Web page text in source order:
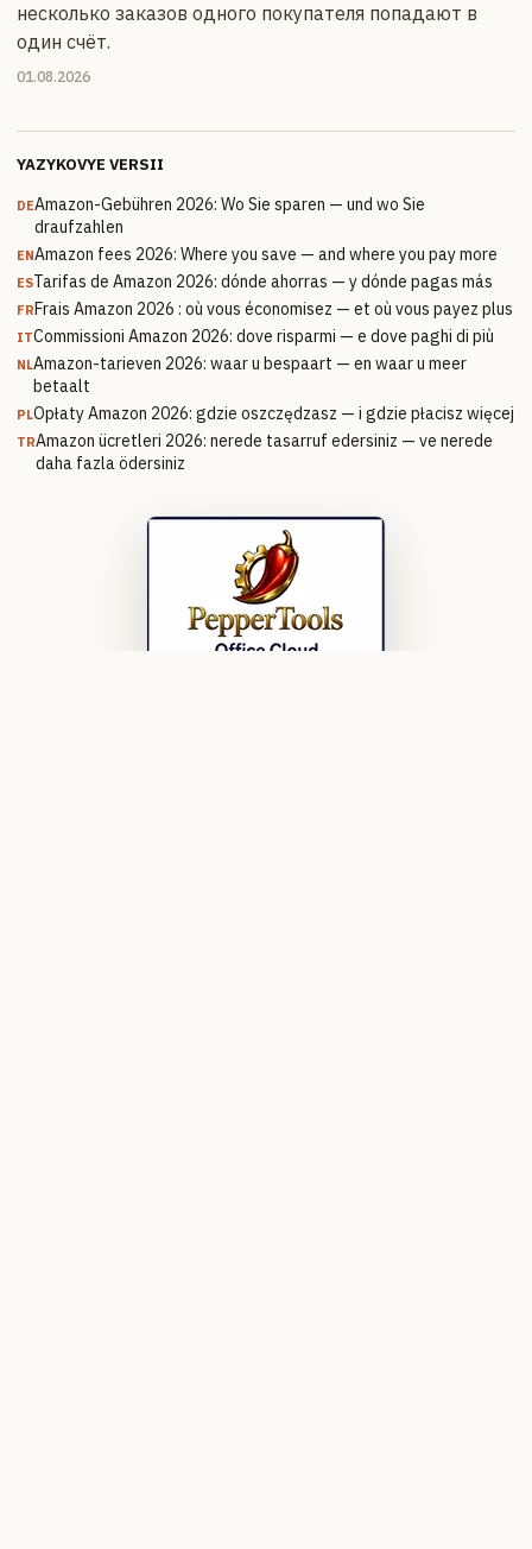
несколько заказов одного покупателя попадают в
один счёт.
01.08.2026
YAZYKOVYE VERSII
DEAmazon-Gebühren 2026: Wo Sie sparen — und wo Sie
draufzahlen
ENAmazon fees 2026: Where you save — and where you pay more
ESTarifas de Amazon 2026: dónde ahorras — y dónde pagas más
FRFrais Amazon 2026 : où vous économisez — et où vous payez plus
ITCommissioni Amazon 2026: dove risparmi — e dove paghi di più
NLAmazon-tarieven 2026: waar u bespaart — en waar u meer
betaalt
PLOpłaty Amazon 2026: gdzie oszczędzasz — i gdzie płacisz więcej
TRAmazon ücretleri 2026: nerede tasarruf edersiniz — ve nerede
daha fazla ödersiniz